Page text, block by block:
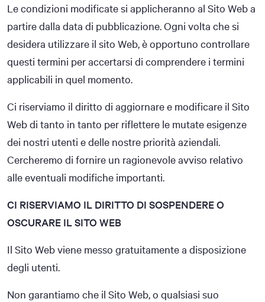
Le condizioni modificate si applicheranno al Sito Web a
partire dalla data di pubblicazione. Ogni volta che si
desidera utilizzare il sito Web, è opportuno controllare
questi termini per accertarsi di comprendere i termini
applicabili in quel momento.
Ci riserviamo il diritto di aggiornare e modificare il Sito
Web di tanto in tanto per riflettere le mutate esigenze
dei nostri utenti e delle nostre priorità aziendali.
Cercheremo di fornire un ragionevole avviso relativo
alle eventuali modifiche importanti.
CI RISERVIAMO IL DIRITTO DI SOSPENDERE O
OSCURARE IL SITO WEB
Il Sito Web viene messo gratuitamente a disposizione
degli utenti.
Non garantiamo che il Sito Web, o qualsiasi suo